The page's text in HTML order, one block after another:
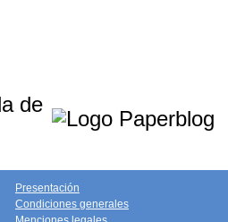
de
Presentación
Condiciones generales